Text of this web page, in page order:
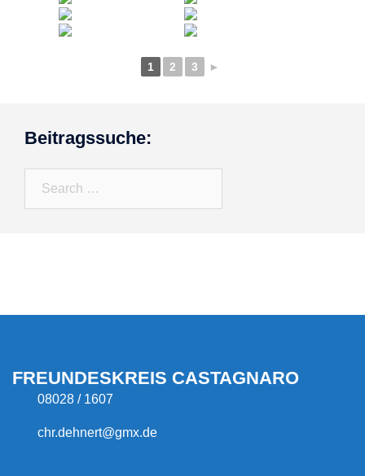
1 2 3 ►
Beitragssuche:
FREUNDESKREIS CASTAGNARO
08028 / 1607
chr.dehnert@gmx.de